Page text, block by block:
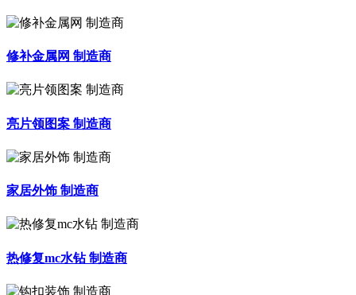
修补金属网 制造商
亮片领图案 制造商
家居外饰 制造商
热修复mc水钻 制造商